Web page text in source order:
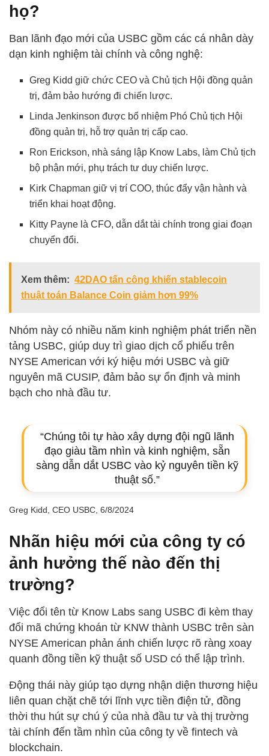
họ?
Ban lãnh đạo mới của USBC gồm các cá nhân dày
dạn kinh nghiệm tài chính và công nghệ:
Greg Kidd giữ chức CEO và Chủ tịch Hội đồng quản
trị, đảm bảo hướng đi chiến lược.
Linda Jenkinson được bổ nhiệm Phó Chủ tịch Hội
đồng quản trị, hỗ trợ quản trị cấp cao.
Ron Erickson, nhà sáng lập Know Labs, làm Chủ tịch
bộ phận mới, phụ trách tư duy chiến lược.
Kirk Chapman giữ vị trí COO, thúc đẩy vận hành và
triển khai hoạt động.
Kitty Payne là CFO, dẫn dắt tài chính trong giai đoạn
chuyển đổi.
Xem thêm: 42DAO tấn công khiến stablecoin
thuật toán Balance Coin giảm hơn 99%
Nhóm này có nhiều năm kinh nghiệm phát triển nền
tảng USBC, giúp duy trì giao dịch cổ phiếu trên
NYSE American với ký hiệu mới USBC và giữ
nguyên mã CUSIP, đảm bảo sự ổn định và minh
bạch cho nhà đầu tư.
“Chúng tôi tự hào xây dựng đội ngũ lãnh
đạo giàu tầm nhìn và kinh nghiệm, sẵn
sàng dẫn dắt USBC vào kỷ nguyên tiền kỹ
thuật số.”
Greg Kidd, CEO USBC, 6/8/2024
Nhãn hiệu mới của công ty có
ảnh hưởng thế nào đến thị
trường?
Việc đổi tên từ Know Labs sang USBC đi kèm thay
đổi mã chứng khoán từ KNW thành USBC trên sàn
NYSE American phản ánh chiến lược rõ ràng xoay
quanh đồng tiền kỹ thuật số USD có thể lập trình.
Động thái này giúp tạo dựng nhận diện thương hiệu
liên quan chặt chẽ tới lĩnh vực tiền điện tử, đồng
thời thu hút sự chú ý của nhà đầu tư và thị trường
tài chính đến tầm nhìn của công ty về fintech và
blockchain.